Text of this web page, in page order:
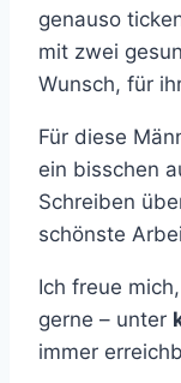
genauso
mit zwei
Wunsch, für
Für diese
ein bisschen
Schreiben
schönste
Ich freue
gerne – unter
immer